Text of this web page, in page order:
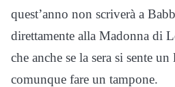
quest’anno non scriverà a
direttamente alla Madonna di
che anche se la sera si sente
comunque fare un tampone.